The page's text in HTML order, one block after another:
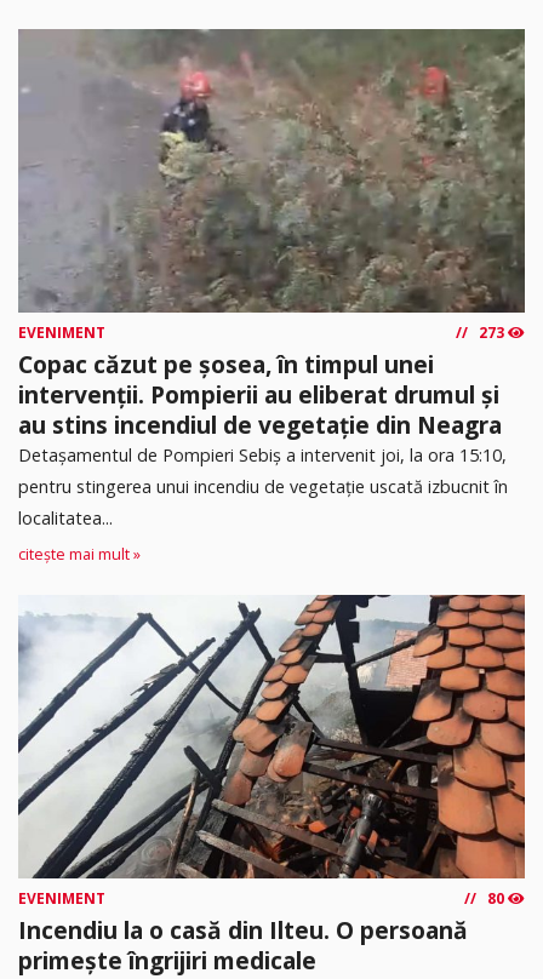
EVENIMENT 273
Copac căzut pe șosea, în timpul unei
intervenții. Pompierii au eliberat drumul și
au stins incendiul de vegetație din Neagra
Detașamentul de Pompieri Sebiș a intervenit joi, la ora 15:10,
pentru stingerea unui incendiu de vegetație uscată izbucnit în
localitatea...
citește mai mult »
EVENIMENT 80
Incendiu la o casă din Ilteu. O persoană
primește îngrijiri medicale